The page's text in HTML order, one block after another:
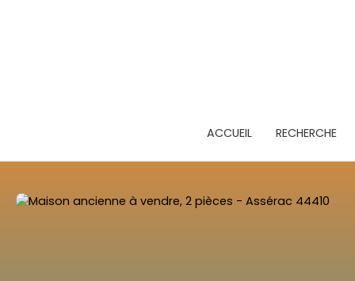
ACCUEIL RECHERCHE